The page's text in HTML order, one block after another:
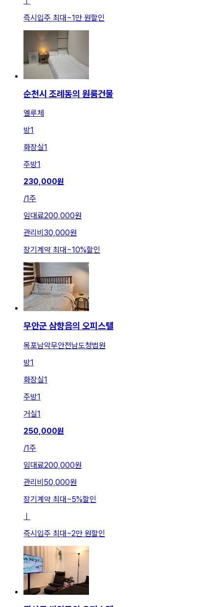
즉시입주 최대~1만 원할인
순천시 조례동의 원룸건물
엘루체
방1
화장실1
주방1
230,000원
/1주
임대료200,000원
관리비 30,000원
장기계약 최대 ~10%할인
무안군 삼향읍의 오피스텔
목포남악무안전남도청법원
방1
화장실1
주방1
거실1
250,000원
/1주
임대료200,000원
관리비 50,000원
장기계약 최대~5%할인
ㅣ
즉시입주 최대~2만 원할인